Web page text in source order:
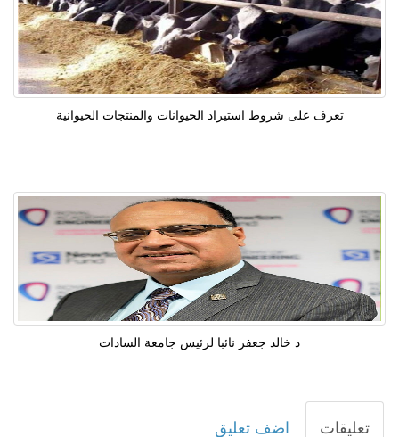
تعرف على شروط استيراد الحيوانات والمنتجات الحيوانية
د خالد جعفر نائبا لرئيس جامعة السادات
تعليقات اضف تعليق